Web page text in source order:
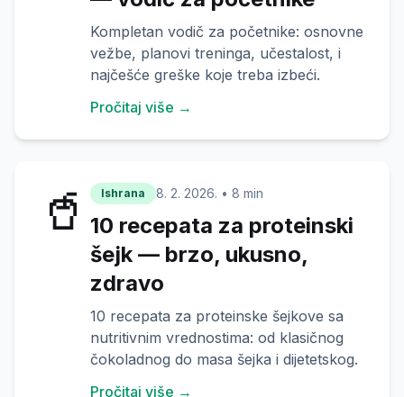
Kompletan vodič za početnike: osnovne
vežbe, planovi treninga, učestalost, i
najčešće greške koje treba izbeći.
Pročitaj više →
🥤 Ishrana 8. 2. 2026. • 8 min
10 recepata za proteinski
šejk — brzo, ukusno,
zdravo
10 recepata za proteinske šejkove sa
nutritivnim vrednostima: od klasičnog
čokoladnog do masa šejka i dijetetskog.
Pročitaj više →